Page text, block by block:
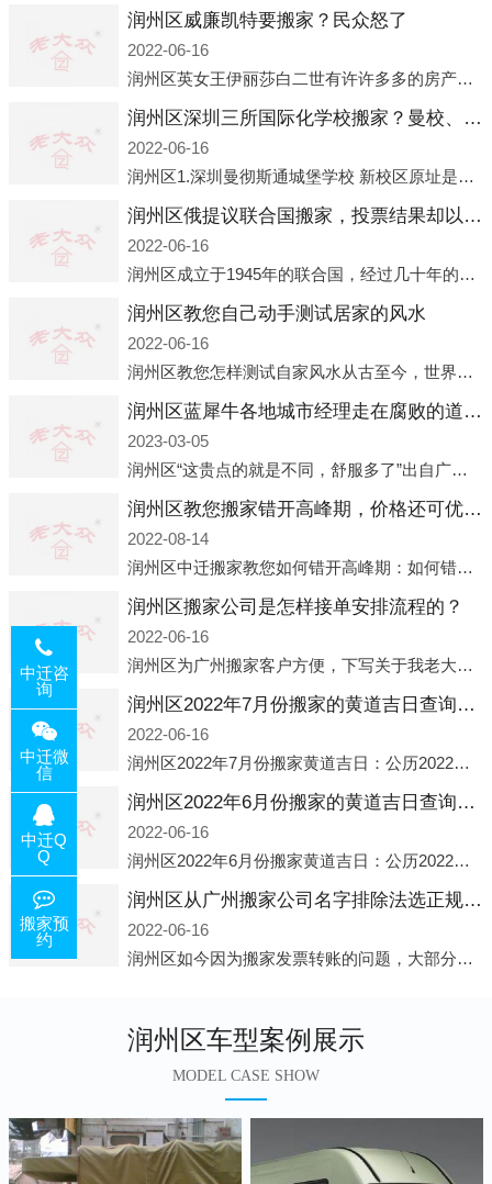
润州区威廉凯特要搬家？民众怒了
2022-06-16
润州区英女王伊丽莎白二世有许许多多的房产，遍布英国各地。而作为英女王的亲孙子、未来的英国国王，威廉王子自然也能享受到女王的房产。目前，威廉凯特以及三个孩子有两个经常居住的地点，一处是位于伦敦的肯辛顿宫，一处
润州区深圳三所国际化学校搬家？曼校、QSI、南山中英文搬走了
2022-06-16
润州区1.深圳曼彻斯通城堡学校 新校区原址是蛇口国际据悉，此次曼彻斯通城堡学校搬迁到蛇口新校区的开办与蛇口外籍人员子女学校（蛇口国际）有很大的关联。2021年，太子湾实验部就宣布在2022年正式并入蛇口外籍
润州区俄提议联合国搬家，投票结果却以惨败收场
2022-06-16
润州区成立于1945年的联合国，经过几十年的发展，如今拥有193个成员国。拥有如此众多会员国的联合国，可以说是世界上最具代表性的国际组织，也是世界上分量最重、有着较高话语权的国际组织。但以美国为首的西方国家
润州区教您自己动手测试居家的风水
2022-06-16
润州区教您怎样测试自家风水从古至今，世界各地的人们都在研究人在乾坤中的位置以及它们所形成的关系。通过探究季节转换、星象变化，并且在所观测到的自然规律的指导下，人们开始认识到居住在不同住宅中的人，其一生中的财
润州区蓝犀牛各地城市经理走在腐败的道路上
2023-03-05
润州区“这贵点的就是不同，舒服多了”出自广州运营邓经理的口中。2023年开年刚出来，三个司机（加盟蓝犀牛的个人队伍）便请广州经理去佛山娱乐场所大消费了一次，据知悉一晚消费达一万多，由三人平摊费用，燃鹅这样的
润州区教您搬家错开高峰期，价格还可优惠！
2022-08-14
润州区中迁搬家教您如何错开高峰期：如何错开高峰期搬家，中迁搬家做了一些电话数据统计和分析，发现市民中午2点左右访问网站的人是最多的，电话咨询是早上9点左右是最多的，预约搬家周六和周日是最多的，网上QQ微
润州区搬家公司是怎样接单安排流程的？
2022-06-16
润州区为广州搬家客户方便，下写关于我老大众搬家公司接单的流程，九条给搬家朋友参考，了解搬家公司工序，免去搬家时的没有准备好的工作，给您及时快速的搬好家。一．电话咨询：专人接待客户电话咨询，初步了解客户搬 家
润州区2022年7月份搬家的黄道吉日查询大全一览表哪天适合搬家好日子
2022-06-16
润州区2022年7月份搬家黄道吉日：公历2022年7月6日 农历六月初八 星期三 冲虎(甲寅)公历2022年7月12日 农历六月十四 星期二 冲猴(庚申)公历2022年7月13日 农历六月十五 星期三 冲鸡
润州区2022年6月份搬家的黄道吉日查询大全一览表哪天适合搬家好日子
2022-06-16
润州区2022年6月份搬家黄道吉日：公历2022年6月1日 农历五月初三 星期三 冲兔(己卯)公历2022年6月4日 农历五月初六 星期六 冲马(壬午)公历2022年6月8日 农历五月初十 星期三 冲狗(丙
润州区从广州搬家公司名字排除法选正规公司
2022-06-16
润州区如今因为搬家发票转账的问题，大部分搬家公司都已经注册了营业执照，早5年前基本上所谓的搬家公司都是无注册状态也就是无照营业，由于企业注册量大增所以各种企业信息展示平台如雨后春笋般遍地开花，如：天眼查，企
润州区车型案例展示
MODEL CASE SHOW
中迁咨
询
中迁微
信
中迁Q
Q
搬家预
约